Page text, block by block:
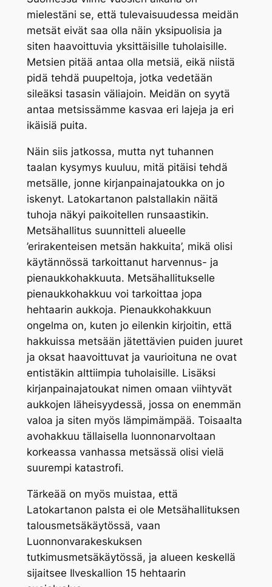
mielestäni se, että tulevaisuudessa meidän
metsät eivät saa olla näin yksipuolisia ja
siten haavoittuvia yksittäisille tuholaisille.
Metsien pitää antaa olla metsiä, eikä niistä
pidä tehdä puupeltoja, jotka vedetään
sileäksi tasasin väliajoin. Meidän on syytä
antaa metsissämme kasvaa eri lajeja ja eri
ikäisiä puita.
Näin siis jatkossa, mutta nyt tuhannen
taalan kysymys kuuluu, mitä pitäisi tehdä
metsälle, jonne kirjanpainajatoukka on jo
iskenyt. Latokartanon palstallakin näitä
tuhoja näkyi paikoitellen runsaastikin.
Metsähallitus suunnitteli alueelle
’erirakenteisen metsän hakkuita’, mikä olisi
käytännössä tarkoittanut harvennus- ja
pienaukkohakkuuta. Metsähallitukselle
pienaukkohakkuu voi tarkoittaa jopa
hehtaarin aukkoja. Pienaukkohakkuun
ongelma on, kuten jo eilenkin kirjoitin, että
hakkuissa metsään jätettävien puiden juuret
ja oksat haavoittuvat ja vaurioituna ne ovat
entistäkin alttiimpia tuholaisille. Lisäksi
kirjanpainajatoukat nimen omaan viihtyvät
aukkojen läheisyydessä, jossa on enemmän
valoa ja siten myös lämpimämpää. Toisaalta
avohakkuu tällaisella luonnonarvoltaan
korkeassa vanhassa metsässä olisi vielä
suurempi katastrofi.
Tärkeää on myös muistaa, että
Latokartanon palsta ei ole Metsähallituksen
talousmetsäkäytössä, vaan
Luonnonvarakeskuksen
tutkimusmetsäkäytössä, ja alueen keskellä
sijaitsee Ilveskallion 15 hehtaarin